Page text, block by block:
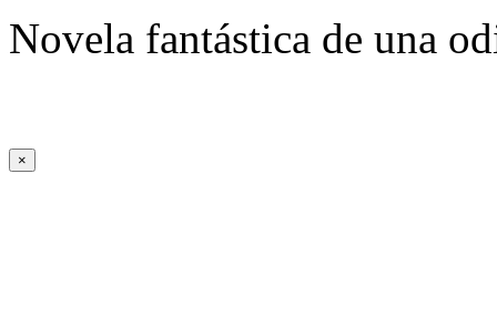
Novela fantástica de una
×